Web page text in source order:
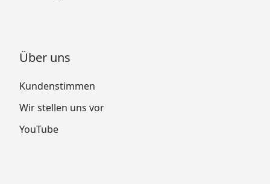
Über uns
Kundenstimmen
Wir stellen uns vor
YouTube